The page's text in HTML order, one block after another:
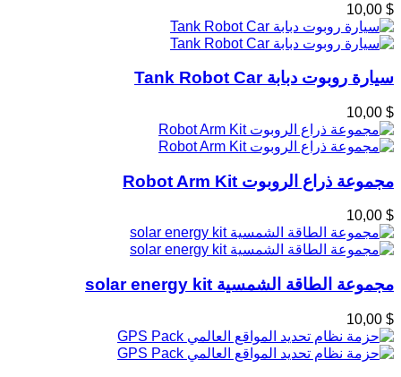
$ 10,00
سيارة روبوت دبابة Tank Robot Car
$ 10,00
مجموعة ذراع الروبوت Robot Arm Kit
$ 10,00
مجموعة الطاقة الشمسية solar energy kit
$ 10,00